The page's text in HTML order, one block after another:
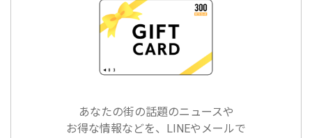
あなたの街の話題のニュースや
お得な情報などを、LINEやメールで